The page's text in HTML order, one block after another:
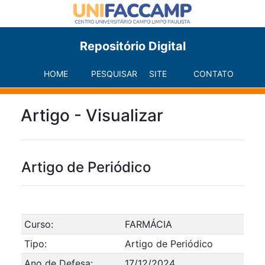
Repositório Digital
HOME PESQUISAR SITE CONTATO
Artigo - Visualizar
Artigo de Periódico
Curso:
FARMÁCIA
Tipo:
Artigo de Periódico